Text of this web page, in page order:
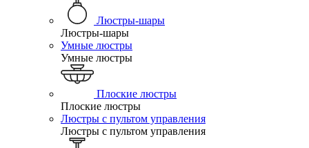
Люстры-шары
Люстры-шары
Умные люстры
Умные люстры
Плоские люстры
Плоские люстры
Люстры с пультом управления
Люстры с пультом управления